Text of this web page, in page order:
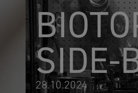
SIDE-
28.10.2024